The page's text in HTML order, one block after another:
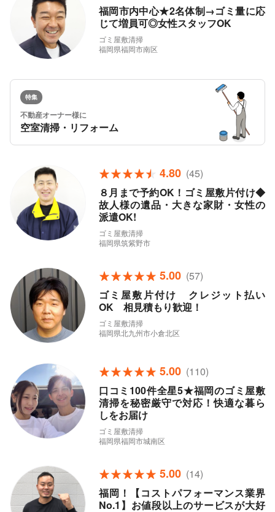
福岡市内中心★2名体制→ゴミ量に応
じて増員可◎女性スタッフOK
ゴミ屋敷清掃
福岡県福岡市南区
特集
不動産オーナー様に
空室清掃・リフォーム
4.80 (45)
８月まで予約OK！ゴミ屋敷片付け◆
故人様の遺品・大きな家財・女性の
派遣OK!
ゴミ屋敷清掃
福岡県筑紫野市
5.00 (57)
ゴミ屋敷片付け クレジット払い
OK 相見積もり歓迎！
ゴミ屋敷清掃
福岡県北九州市小倉北区
5.00 (110)
口コミ100件全星5★福岡のゴミ屋敷
清掃を秘密厳守で対応！快適な暮ら
しをお届け
ゴミ屋敷清掃
福岡県福岡市城南区
5.00 (14)
福岡！【コストパフォーマンス業界
No.1】お値段以上のサービスが大好